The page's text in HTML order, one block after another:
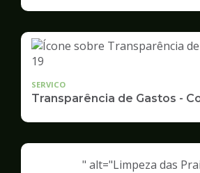
Serviços
Públicos
SERVICO
Transparência de Gastos -
" alt="Limpeza das